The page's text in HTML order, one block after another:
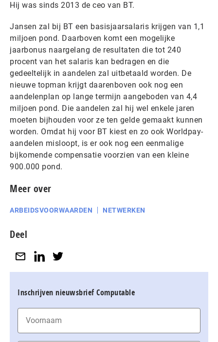
Hij was sinds 2013 de ceo van BT.
Jansen zal bij BT een basisjaarsalaris krijgen van 1,1
miljoen pond. Daarboven komt een mogelijke
jaarbonus naargelang de resultaten die tot 240
procent van het salaris kan bedragen en die
gedeeltelijk in aandelen zal uitbetaald worden. De
nieuwe topman krijgt daarenboven ook nog een
aandelenplan op lange termijn aangeboden van 4,4
miljoen pond. Die aandelen zal hij wel enkele jaren
moeten bijhouden voor ze ten gelde gemaakt kunnen
worden. Omdat hij voor BT kiest en zo ook Worldpay-
aandelen misloopt, is er ook nog een eenmalige
bijkomende compensatie voorzien van een kleine
900.000 pond.
Meer over
ARBEIDSVOORWAARDEN NETWERKEN
Deel
Inschrijven nieuwsbrief Computable